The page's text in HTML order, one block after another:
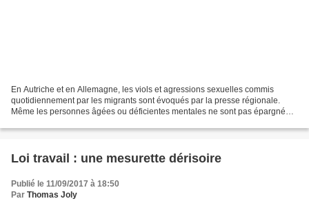
En Autriche et en Allemagne, les viols et agressions sexuelles commis
quotidiennement par les migrants sont évoqués par la presse régionale.
Même les personnes âgées ou déficientes mentales ne sont pas épargnées
Loi travail : une mesurette dérisoire
Publié le 11/09/2017 à 18:50
Par Thomas Joly